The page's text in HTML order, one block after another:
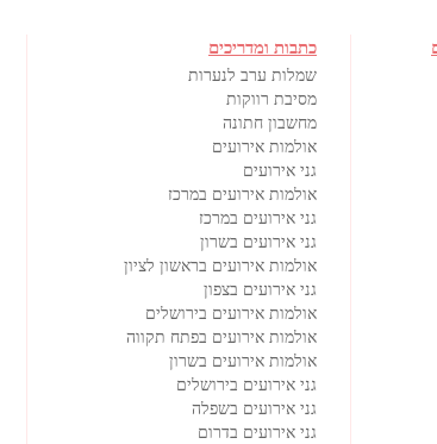
כתבות ומדריכים
שמלות ערב לנערות
מסיבת רווקות
מחשבון חתונה
אולמות אירועים
גני אירועים
אולמות אירועים במרכז
גני אירועים במרכז
גני אירועים בשרון
אולמות אירועים בראשון לציון
גני אירועים בצפון
אולמות אירועים בירושלים
אולמות אירועים בפתח תקווה
אולמות אירועים בשרון
גני אירועים בירושלים
גני אירועים בשפלה
גני אירועים בדרום